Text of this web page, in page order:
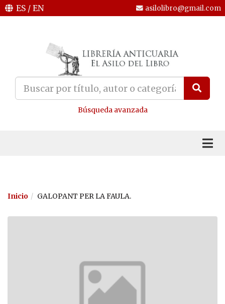
ES / EN asilolibro@gmail.com
Búsqueda avanzada
Inicio GALOPANT PER LA FAULA.